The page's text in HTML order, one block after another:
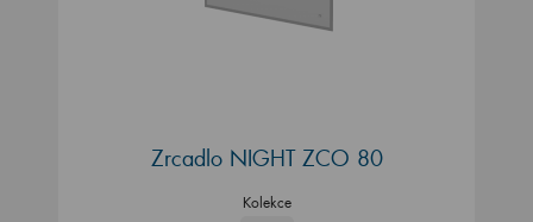
Zrcadlo NIGHT ZCO 80
Kolekce